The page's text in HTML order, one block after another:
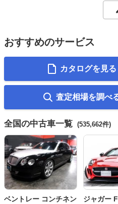
おすすめのサービス
カタログを見る
査定相場を調べ
全国の中古車一覧 (535,662件)
ベントレー コンチネン
ジャガー